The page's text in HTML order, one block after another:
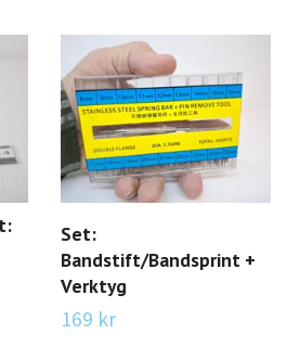
Set:
Bandstift/Bandsprint +
Verktyg
169 kr